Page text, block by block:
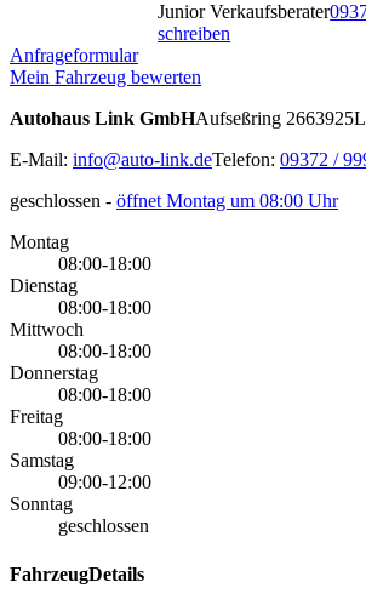
Junior Verkaufsberater
schreiben
Anfrageformular
Mein Fahrzeug bewerten
Autohaus Link GmbHAufseßring 2663925
E-Mail: info@auto-link.deTelefon: 09372 /
geschlossen - öffnet Montag um 08:00 Uhr
Montag
08:00-18:00
Dienstag
08:00-18:00
Mittwoch
08:00-18:00
Donnerstag
08:00-18:00
Freitag
08:00-18:00
Samstag
09:00-12:00
Sonntag
geschlossen
FahrzeugDetails